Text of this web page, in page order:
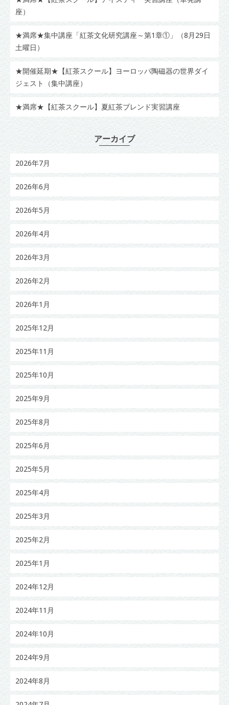
座）
★満席★集中講座「紅茶文化研究講座～第1章①」（8月29日
土曜日）
★開催延期★【紅茶スクール】ヨーロッパ陶磁器の世界ダイ
ジェスト（集中講座）
★満席★【紅茶スクール】夏紅茶ブレンド実習講座
アーカイブ
2026年7月
2026年6月
2026年5月
2026年4月
2026年3月
2026年2月
2026年1月
2025年12月
2025年11月
2025年10月
2025年9月
2025年8月
2025年6月
2025年5月
2025年4月
2025年3月
2025年2月
2025年1月
2024年12月
2024年11月
2024年10月
2024年9月
2024年8月